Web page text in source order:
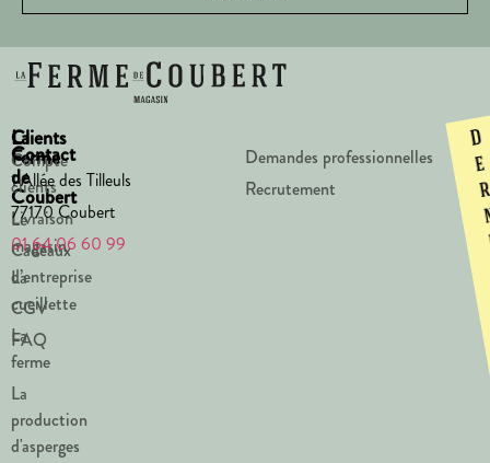
La
Ferme
de
Coubert
Le
magasin
La
cueillette
La
ferme
La
production
d'asperges
Clients
Compte
clients
Livraison
Cadeaux
d’entreprise
CGV
FAQ
Contact
1 Allée des Tilleuls
77170 Coubert
01 64 06 60 99
Demandes professionnelles
Recrutement
D
e